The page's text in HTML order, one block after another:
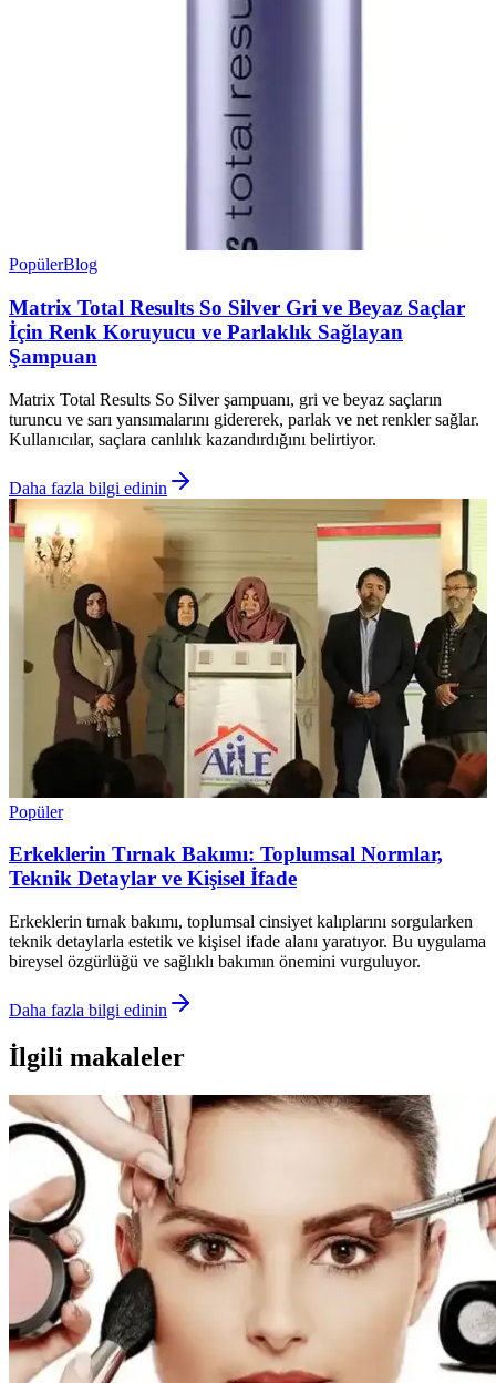
PopülerBlog
Matrix Total Results So Silver Gri ve Beyaz Saçlar
İçin Renk Koruyucu ve Parlaklık Sağlayan
Şampuan
Matrix Total Results So Silver şampuanı, gri ve beyaz saçların
turuncu ve sarı yansımalarını gidererek, parlak ve net renkler sağlar.
Kullanıcılar, saçlara canlılık kazandırdığını belirtiyor.
Daha fazla bilgi edinin
Popüler
Erkeklerin Tırnak Bakımı: Toplumsal Normlar,
Teknik Detaylar ve Kişisel İfade
Erkeklerin tırnak bakımı, toplumsal cinsiyet kalıplarını sorgularken
teknik detaylarla estetik ve kişisel ifade alanı yaratıyor. Bu uygulama
bireysel özgürlüğü ve sağlıklı bakımın önemini vurguluyor.
Daha fazla bilgi edinin
İlgili makaleler